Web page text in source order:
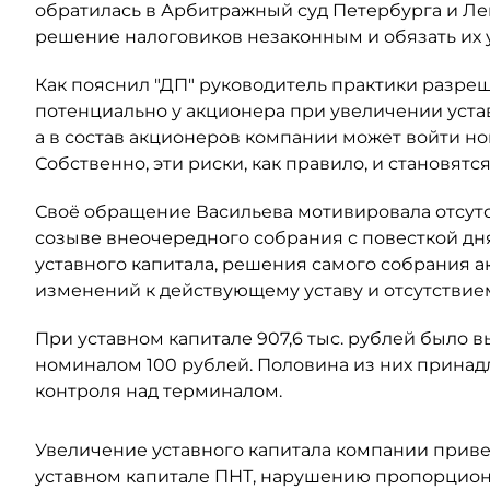
обратилась в Арбитражный суд Петербурга и
решение налоговиков незаконным и обязать
Как пояснил "ДП" руководитель практики
потенциально у акционера при увеличении
а в состав акционеров компании может войти
Собственно, эти риски, как правило, и
Своё обращение Васильева мотивировала
созыве внеочередного собрания с повесткой
уставного капитала, решения самого собрания
изменений к действующему уставу и
При уставном капитале 907,6 тыс. рублей
номиналом 100 рублей. Половина из них
контроля над терминалом.
Увеличение уставного капитала компании
уставном капитале ПНТ, нарушению